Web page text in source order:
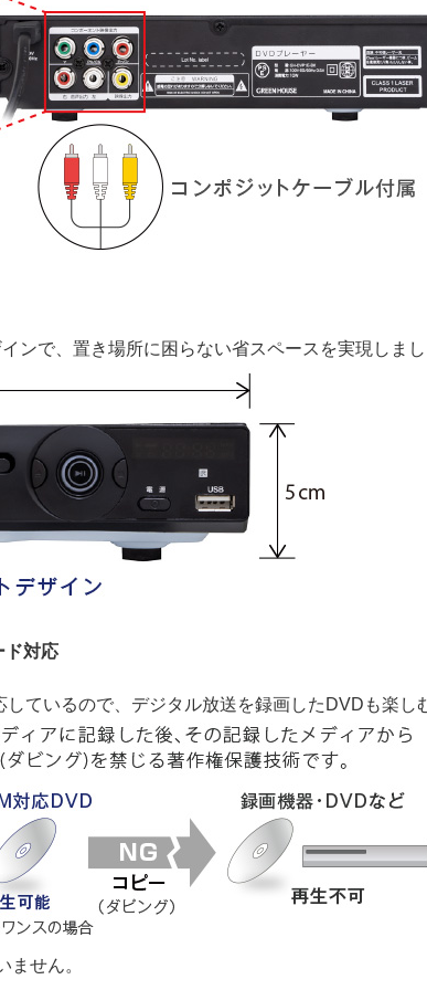
ンで、置き場所に困らない省スペースを実現しま
ド対応
ているので、デジタル放送を録画したDVDも楽し
せん。